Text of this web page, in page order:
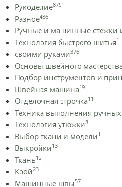
Рукоделие879
Разное486
Ручные и машинные стежки
Технология быстрого шитья1
своими руками376
Основы швейного мастерства
Подбор инструментов и
Швейная машина19
Отделочная строчка11
Техника выполнения
Технология утюжки8
Выбор ткани и модели1
Выкройки13
Ткань12
Крой23
Машинные швы57